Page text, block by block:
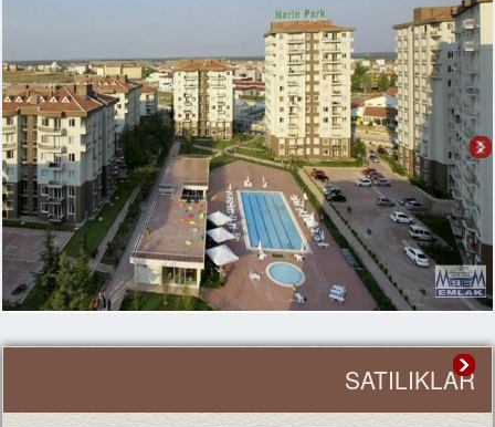
SATILIKLAR